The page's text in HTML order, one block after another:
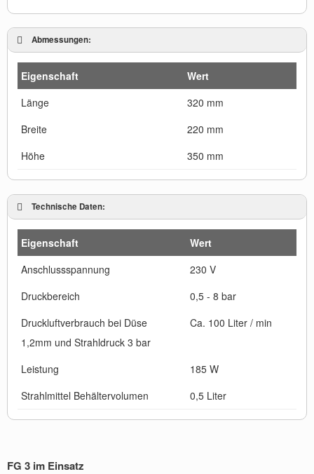
Abmessungen:
Eigenschaft
Wert
Länge
320 mm
Breite
220 mm
Höhe
350 mm
Technische Daten:
Eigenschaft
Wert
Anschlussspannung
230 V
Druckbereich
0,5 - 8 bar
Druckluftverbrauch bei Düse
1,2mm und Strahldruck 3 bar
Ca. 100 Liter / min
Leistung
185 W
Strahlmittel Behältervolumen
0,5 Liter
FG 3 im Einsatz